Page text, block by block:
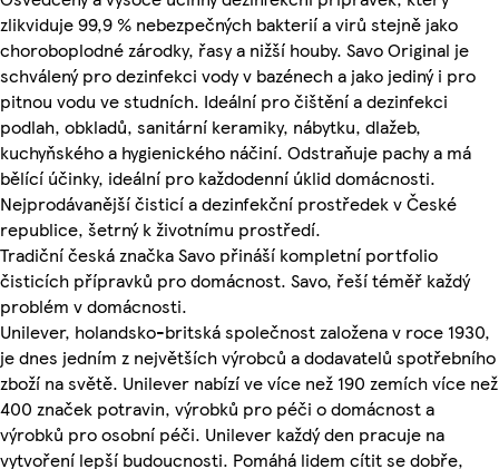
zlikviduje 99,9 % nebezpečných bakterií a virů stejně jako
choroboplodné zárodky, řasy a nižší houby. Savo Original je
schválený pro dezinfekci vody v bazénech a jako jediný i pro
pitnou vodu ve studních. Ideální pro čištění a dezinfekci
podlah, obkladů, sanitární keramiky, nábytku, dlažeb,
kuchyňského a hygienického náčiní. Odstraňuje pachy a má
bělící účinky, ideální pro každodenní úklid domácnosti.
Nejprodávanější čisticí a dezinfekční prostředek v České
republice, šetrný k životnímu prostředí.
Tradiční česká značka Savo přináší kompletní portfolio
čisticích přípravků pro domácnost. Savo, řeší téměř každý
problém v domácnosti.
Unilever, holandsko-britská společnost založena v roce 1930,
je dnes jedním z největších výrobců a dodavatelů spotřebního
zboží na světě. Unilever nabízí ve více než 190 zemích více než
400 značek potravin, výrobků pro péči o domácnost a
výrobků pro osobní péči. Unilever každý den pracuje na
vytvoření lepší budoucnosti. Pomáhá lidem cítit se dobře,